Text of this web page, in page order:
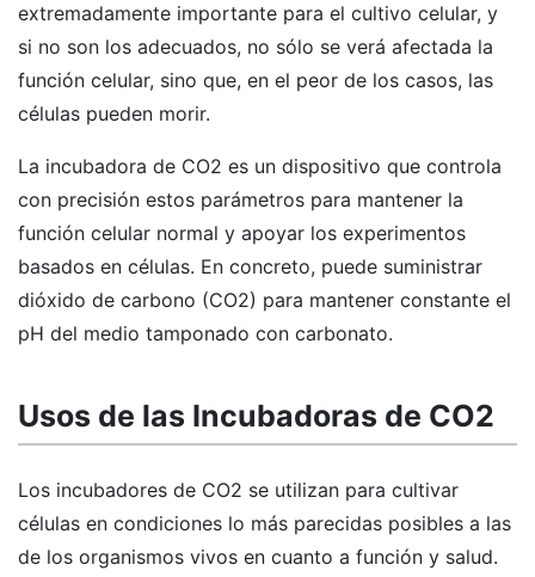
extremadamente importante para el cultivo celular, y
si no son los adecuados, no sólo se verá afectada la
función celular, sino que, en el peor de los casos, las
células pueden morir.
La incubadora de CO2 es un dispositivo que controla
con precisión estos parámetros para mantener la
función celular normal y apoyar los experimentos
basados en células. En concreto, puede suministrar
dióxido de carbono (CO2) para mantener constante el
pH del medio tamponado con carbonato.
Usos de las Incubadoras de CO2
Los incubadores de CO2 se utilizan para cultivar
células en condiciones lo más parecidas posibles a las
de los organismos vivos en cuanto a función y salud.